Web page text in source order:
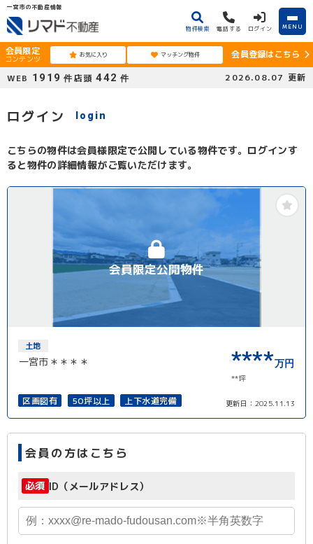
一宮市の不動産情報
物件検索 電話する ログイン MENU
会員限定
コンテンツ お気に入り マッチング物件
会員登録はこちら
WEB 1919 件 店頭 442 件 2026.08.07 更新
ログイン login
こちらの物件は会員様限定で公開している物件です。ログインす
ると物件の詳細情報がご覧いただけます。
会員限定公開物件
土地
一宮市＊＊＊＊ ****万円
**坪
区画図有 50坪以上 上下水道完備 更新日： 2025.11.13
会員の方はこちら
必須 ID（メールアドレス）